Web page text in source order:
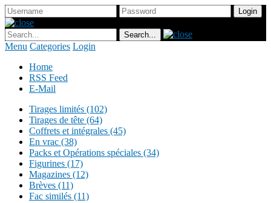
Menu Categories Login
Home
RSS Feed
E-Mail
Tirages limités (102)
Tirages de tête (64)
Coffrets et intégrales (45)
En vrac (38)
Packs et Opérations spéciales (34)
Figurines (17)
Magazines (12)
Brèves (11)
Fac similés (11)